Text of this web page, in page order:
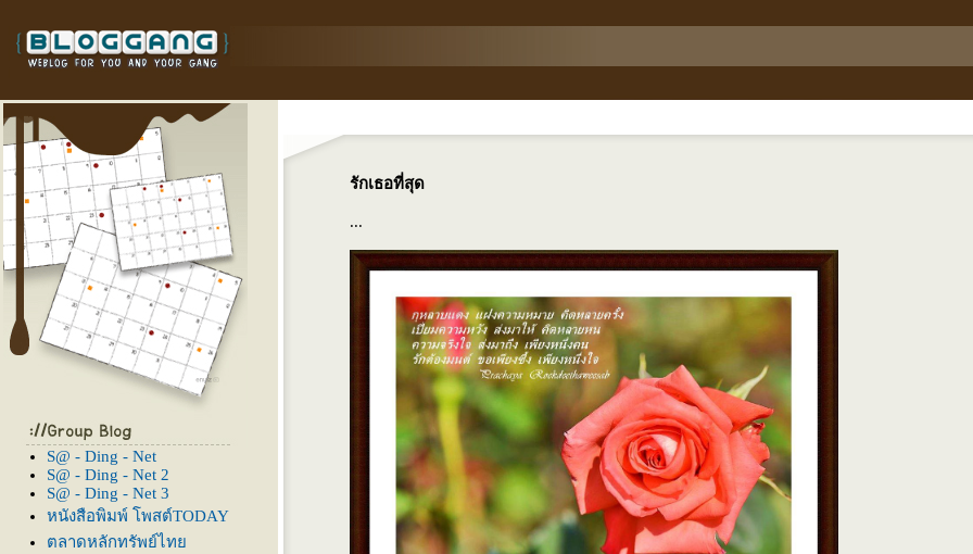
S@ - Ding - Net
S@ - Ding - Net 2
S@ - Ding - Net 3
หนังสือพิมพ์ โพสต์TODAY
ตลาดหลักทรัพย์ไท
รักเธอที่สุด
...